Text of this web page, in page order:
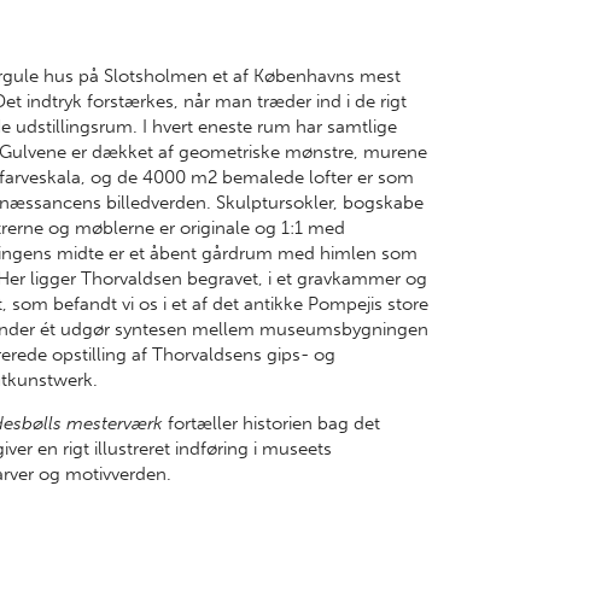
hus på Slotsholmen et af Københavns mest
indtryk forstærkes, når man træder ind i de rigt
udstillingsrum. I hvert eneste rum har samtlige
er dækket af geometriske mønstre, murene
og de 4000 m2 bemalede lofter er som
billedverden. Skulptursokler, bogskabe
og møblerne er originale og 1:1 med
midte er et åbent gårdrum med himlen som
ligger Thorvaldsen begravet, i et gravkammer og
som befandt vi os i et af det antikke Pompejis store
ét udgør syntesen mellem museumsbygningen
opstilling af Thorvaldsens gips- og
mesterværk fortæller historien bag det
en rigt illustreret indføring i museets
og motivverden.